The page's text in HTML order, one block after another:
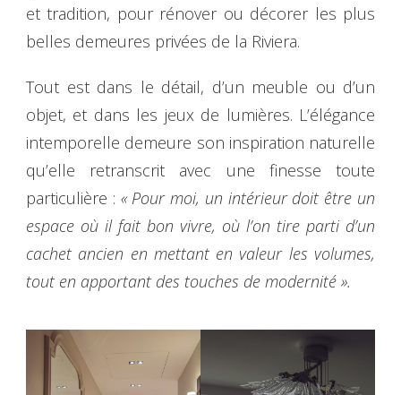
et tradition, pour rénover ou décorer les plus
belles demeures privées de la Riviera.
Tout est dans le détail, d’un meuble ou d’un
objet, et dans les jeux de lumières. L’élégance
intemporelle demeure son inspiration naturelle
qu’elle retranscrit avec une finesse toute
particulière : « Pour moi, un intérieur doit être un
espace où il fait bon vivre, où l’on tire parti d’un
cachet ancien en mettant en valeur les volumes,
tout en apportant des touches de modernité ».